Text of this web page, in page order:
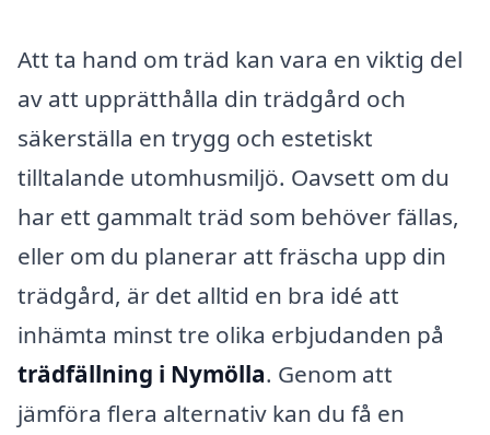
Att ta hand om träd kan vara en viktig del
av att upprätthålla din trädgård och
säkerställa en trygg och estetiskt
tilltalande utomhusmiljö. Oavsett om du
har ett gammalt träd som behöver fällas,
eller om du planerar att fräscha upp din
trädgård, är det alltid en bra idé att
inhämta minst tre olika erbjudanden på
trädfällning i Nymölla. Genom att
jämföra flera alternativ kan du få en